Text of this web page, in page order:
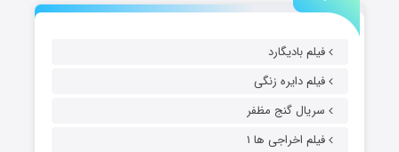
فیلم بادیگارد
فیلم دایره زنگی
سریال گنج مظفر
فیلم اخراجی ها ۱